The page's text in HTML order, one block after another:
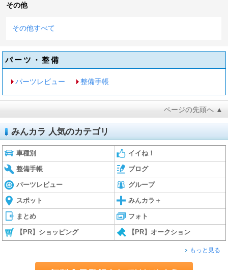
その他
その他すべて
パーツ・整備
パーツレビュー 整備手帳
ページの先頭へ ▲
みんカラ 人気のカテゴリ
車種別 イイね！
整備手帳 ブログ
パーツレビュー グループ
スポット みんカラ＋
まとめ フォト
【PR】ショッピング 【PR】オークション
もっと見る